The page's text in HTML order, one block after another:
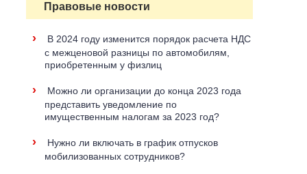
Правовые новости
›
В 2024 году изменится порядок расчета НДС
с межценовой разницы по автомобилям,
приобретенным у физлиц
›
Можно ли организации до конца 2023 года
представить уведомление по
имущественным налогам за 2023 год?
›
Нужно ли включать в график отпусков
мобилизованных сотрудников?